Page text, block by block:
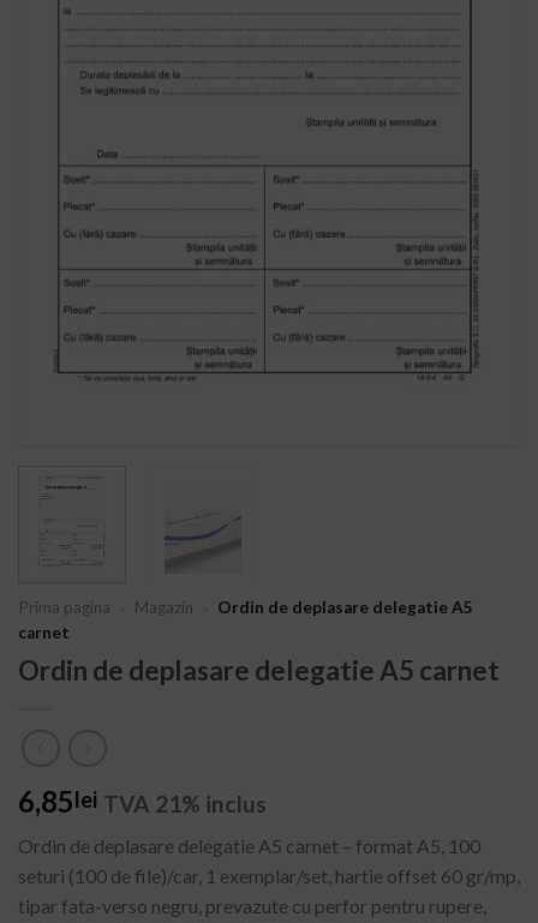
Prima pagina Magazin
Ordin de deplasare delegatie A5
carnet
Ordin de deplasare delegatie A5 carnet
6,85lei TVA 21% inclus
Ordin de deplasare delegatie A5 carnet – format A5, 100
seturi (100 de file)/car, 1 exemplar/set, hartie offset 60 gr/mp,
tipar fata-verso negru, prevazute cu perfor pentru rupere,